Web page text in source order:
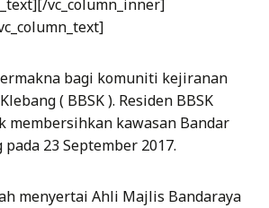
vc_column_inner]
bagi komuniti kejiranan
( BBSK ). Residen BBSK
membersihkan kawasan Bandar
23 September 2017.
menyertai Ahli Majlis Bandaraya